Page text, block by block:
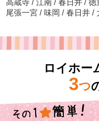
高蔵寺 / 江南 / 春日井 / 徳
尾張一宮 / 味岡 / 春日井 /
ロイホー
3つ